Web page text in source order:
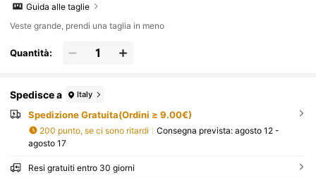
Guida alle taglie
Veste grande, prendi una taglia in meno
Quantità:
Spedisce a Italy
Spedizione Gratuita(Ordini ≥ 9.00€)
200 punto, se ci sono ritardi Consegna prevista: agosto 12 -
agosto 17
Resi gratuiti entro 30 giorni